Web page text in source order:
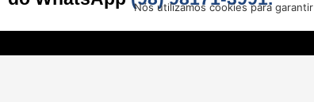
Nós utilizamos cookies para